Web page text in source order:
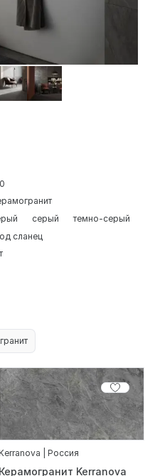
серый
темно-серый
сланец
| Россия
Керамогранит Kerranova